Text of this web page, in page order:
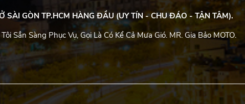
SÀI GÒN TP.HCM HÀNG ĐẦU (UY TÍN - CHU ĐÁO - TẬN TÂM).
Sẳn Sàng Phục Vụ, Gọi Là Có Kể Cả Mưa Gió. MR. Gia Bảo MOTO.